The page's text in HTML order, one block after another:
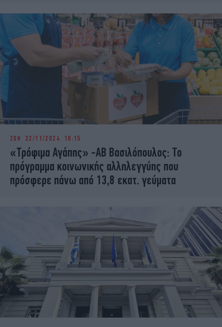
ΖΩΗ 22/11/2024 10:15
«Τρόφιμα Αγάπης» -ΑΒ Βασιλόπουλος: Το
πρόγραμμα κοινωνικής αλληλεγγύης που
πρόσφερε πάνω από 13,8 εκατ. γεύματα